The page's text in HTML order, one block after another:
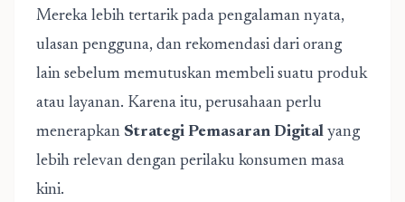
Mereka lebih tertarik pada pengalaman nyata,
ulasan pengguna, dan rekomendasi dari orang
lain sebelum memutuskan membeli suatu produk
atau layanan. Karena itu, perusahaan perlu
menerapkan Strategi Pemasaran Digital yang
lebih relevan dengan perilaku konsumen masa
kini.